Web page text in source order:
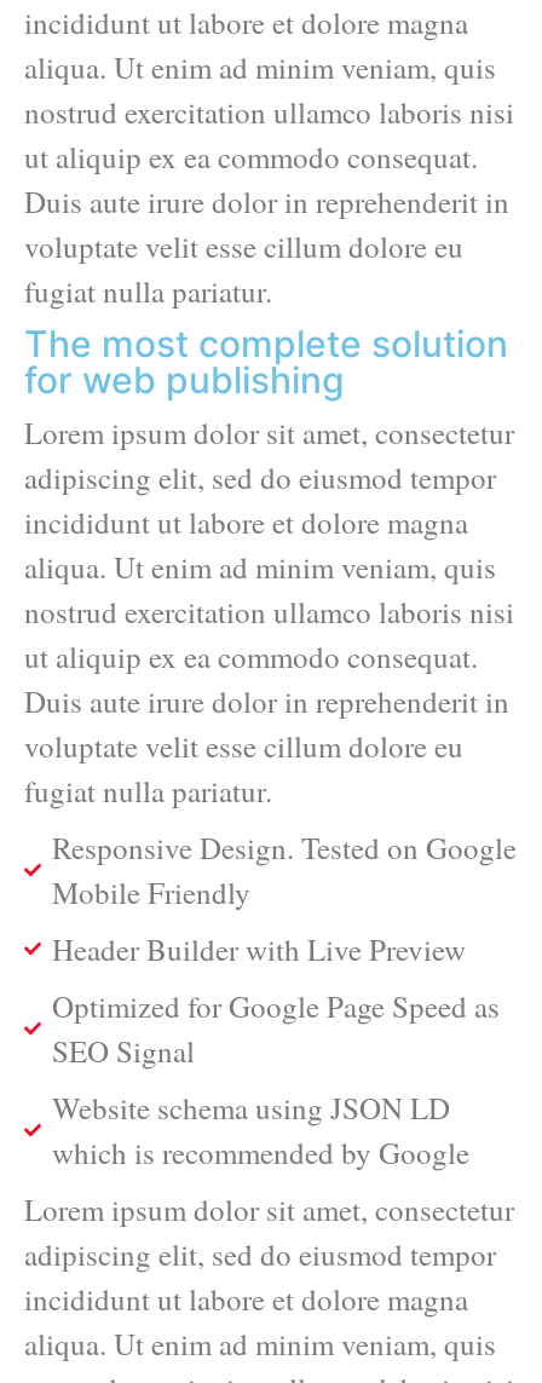
incididunt ut labore et dolore magna
aliqua. Ut enim ad minim veniam, quis
nostrud exercitation ullamco laboris nisi
ut aliquip ex ea commodo consequat.
Duis aute irure dolor in reprehenderit in
voluptate velit esse cillum dolore eu
fugiat nulla pariatur.
The most complete solution
for web publishing
Lorem ipsum dolor sit amet, consectetur
adipiscing elit, sed do eiusmod tempor
incididunt ut labore et dolore magna
aliqua. Ut enim ad minim veniam, quis
nostrud exercitation ullamco laboris nisi
ut aliquip ex ea commodo consequat.
Duis aute irure dolor in reprehenderit in
voluptate velit esse cillum dolore eu
fugiat nulla pariatur.
Responsive Design. Tested on Google
Mobile Friendly
Header Builder with Live Preview
Optimized for Google Page Speed as
SEO Signal
Website schema using JSON LD
which is recommended by Google
Lorem ipsum dolor sit amet, consectetur
adipiscing elit, sed do eiusmod tempor
incididunt ut labore et dolore magna
aliqua. Ut enim ad minim veniam, quis